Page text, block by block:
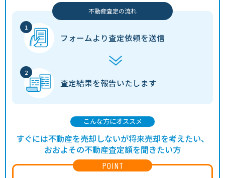
不動産査定の流れ
フォームより査定依頼を送信
査定結果を報告いたします
POINT
こんな方にオススメ
すぐには不動産を売却しないが将来売却を考えたい、
おおよその不動産査定額を聞きたい方